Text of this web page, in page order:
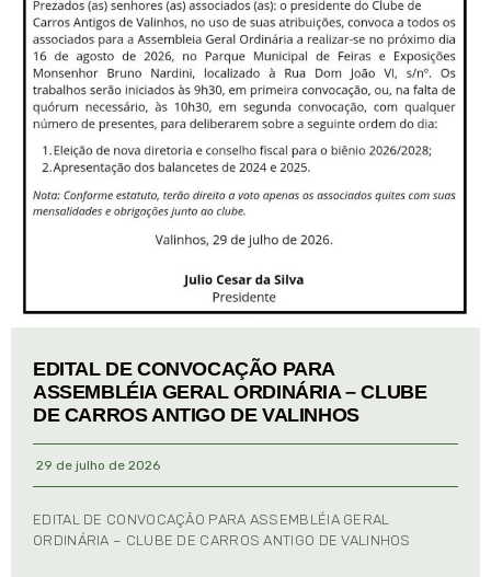
EDITAL DE CONVOCAÇÃO PARA
ASSEMBLÉIA GERAL ORDINÁRIA – CLUBE
DE CARROS ANTIGO DE VALINHOS
29 de julho de 2026
EDITAL DE CONVOCAÇÃO PARA ASSEMBLÉIA GERAL
ORDINÁRIA – CLUBE DE CARROS ANTIGO DE VALINHOS